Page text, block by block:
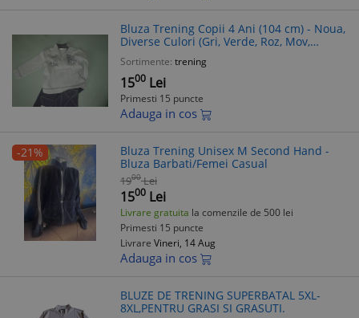
Bluza Trening Copii 4 Ani (104 cm) - Noua,
Diverse Culori (Gri, Verde, Roz, Mov,
Albastru) - Ideala pentru Joaca si Sport
Sortimente: trening
1500 Lei
Primesti 15 puncte
Adauga in cos
-21%
Bluza Trening Unisex M Second Hand -
Bluza Barbati/Femei Casual
1900 Lei
1500 Lei
Livrare gratuita la comenzile de 500 lei
Primesti 15 puncte
Livrare Vineri, 14 Aug
Adauga in cos
BLUZE DE TRENING SUPERBATAL 5XL-
8XL,PENTRU GRASI SI GRASUTI.